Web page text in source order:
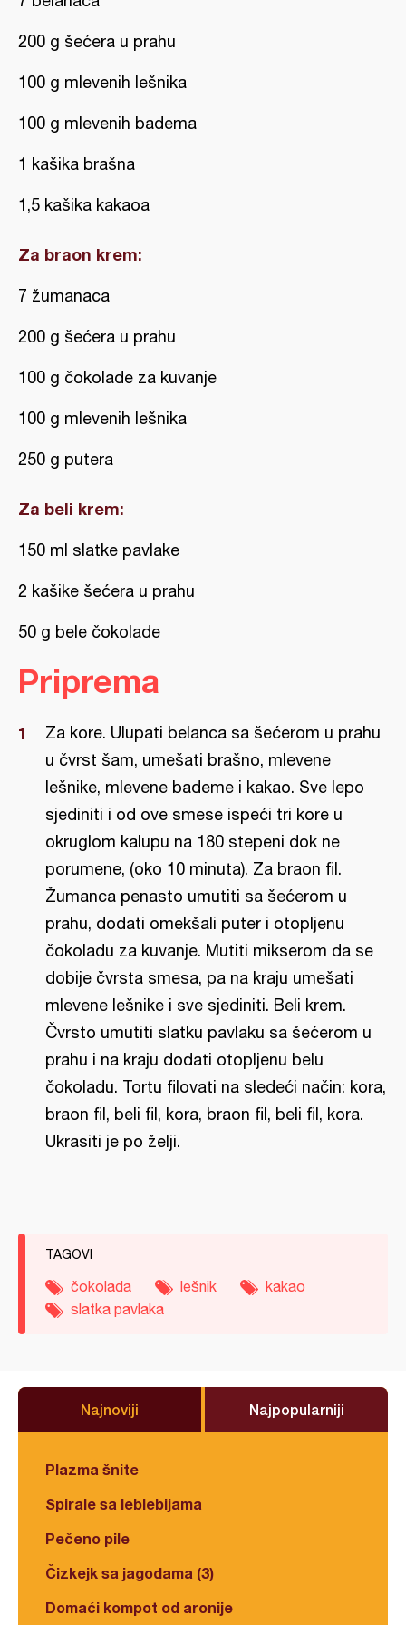
200 g šećera u prahu
100 g mlevenih lešnika
100 g mlevenih badema
1 kašika brašna
1,5 kašika kakaoa
Za braon krem:
7 žumanaca
200 g šećera u prahu
100 g čokolade za kuvanje
100 g mlevenih lešnika
250 g putera
Za beli krem:
150 ml slatke pavlake
2 kašike šećera u prahu
50 g bele čokolade
Priprema
Za kore. Ulupati belanca sa šećerom u prahu
u čvrst šam, umešati brašno, mlevene
lešnike, mlevene bademe i kakao. Sve lepo
sjediniti i od ove smese ispeći tri kore u
okruglom kalupu na 180 stepeni dok ne
porumene, (oko 10 minuta). Za braon fil.
Žumanca penasto umutiti sa šećerom u
prahu, dodati omekšali puter i otopljenu
čokoladu za kuvanje. Mutiti mikserom da se
dobije čvrsta smesa, pa na kraju umešati
mlevene lešnike i sve sjediniti. Beli krem.
Čvrsto umutiti slatku pavlaku sa šećerom u
prahu i na kraju dodati otopljenu belu
čokoladu. Tortu filovati na sledeći način: kora,
braon fil, beli fil, kora, braon fil, beli fil, kora.
Ukrasiti je po želji.
TAGOVI
čokolada lešnik
kakao
slatka pavlaka
Najnoviji Najpopularniji
Plazma šnite
Spirale sa leblebijama
Pečeno pile
Čizkejk sa jagodama (3)
Domaći kompot od aronije